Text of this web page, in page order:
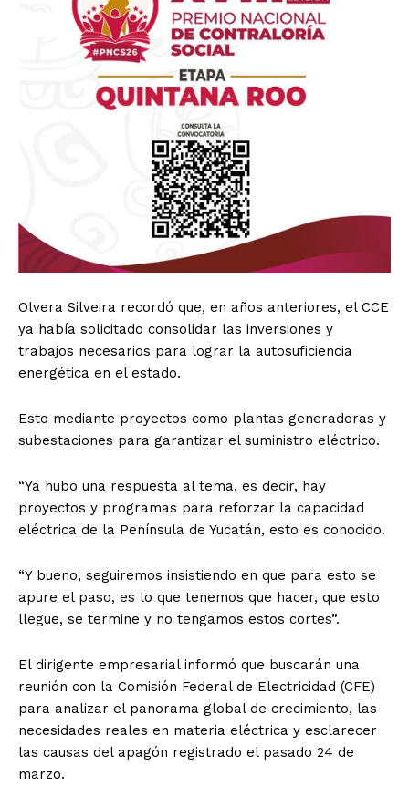
Olvera Silveira recordó que, en años anteriores, el CCE
ya había solicitado consolidar las inversiones y
trabajos necesarios para lograr la autosuficiencia
energética en el estado.
Esto mediante proyectos como plantas generadoras y
subestaciones para garantizar el suministro eléctrico.
“Ya hubo una respuesta al tema, es decir, hay
proyectos y programas para reforzar la capacidad
eléctrica de la Península de Yucatán, esto es conocido.
“Y bueno, seguiremos insistiendo en que para esto se
apure el paso, es lo que tenemos que hacer, que esto
llegue, se termine y no tengamos estos cortes”.
El dirigente empresarial informó que buscarán una
reunión con la Comisión Federal de Electricidad (CFE)
para analizar el panorama global de crecimiento, las
necesidades reales en materia eléctrica y esclarecer
las causas del apagón registrado el pasado 24 de
marzo.